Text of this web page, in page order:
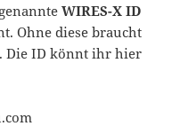
WIRES-X ID
Ohne diese braucht
Die ID könnt ihr hier